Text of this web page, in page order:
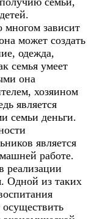
многом зависит
может создать
одежда,
семья умеет
она
хозяином
является
семьи деньги.
является
работе.
реализации
Одной из таких